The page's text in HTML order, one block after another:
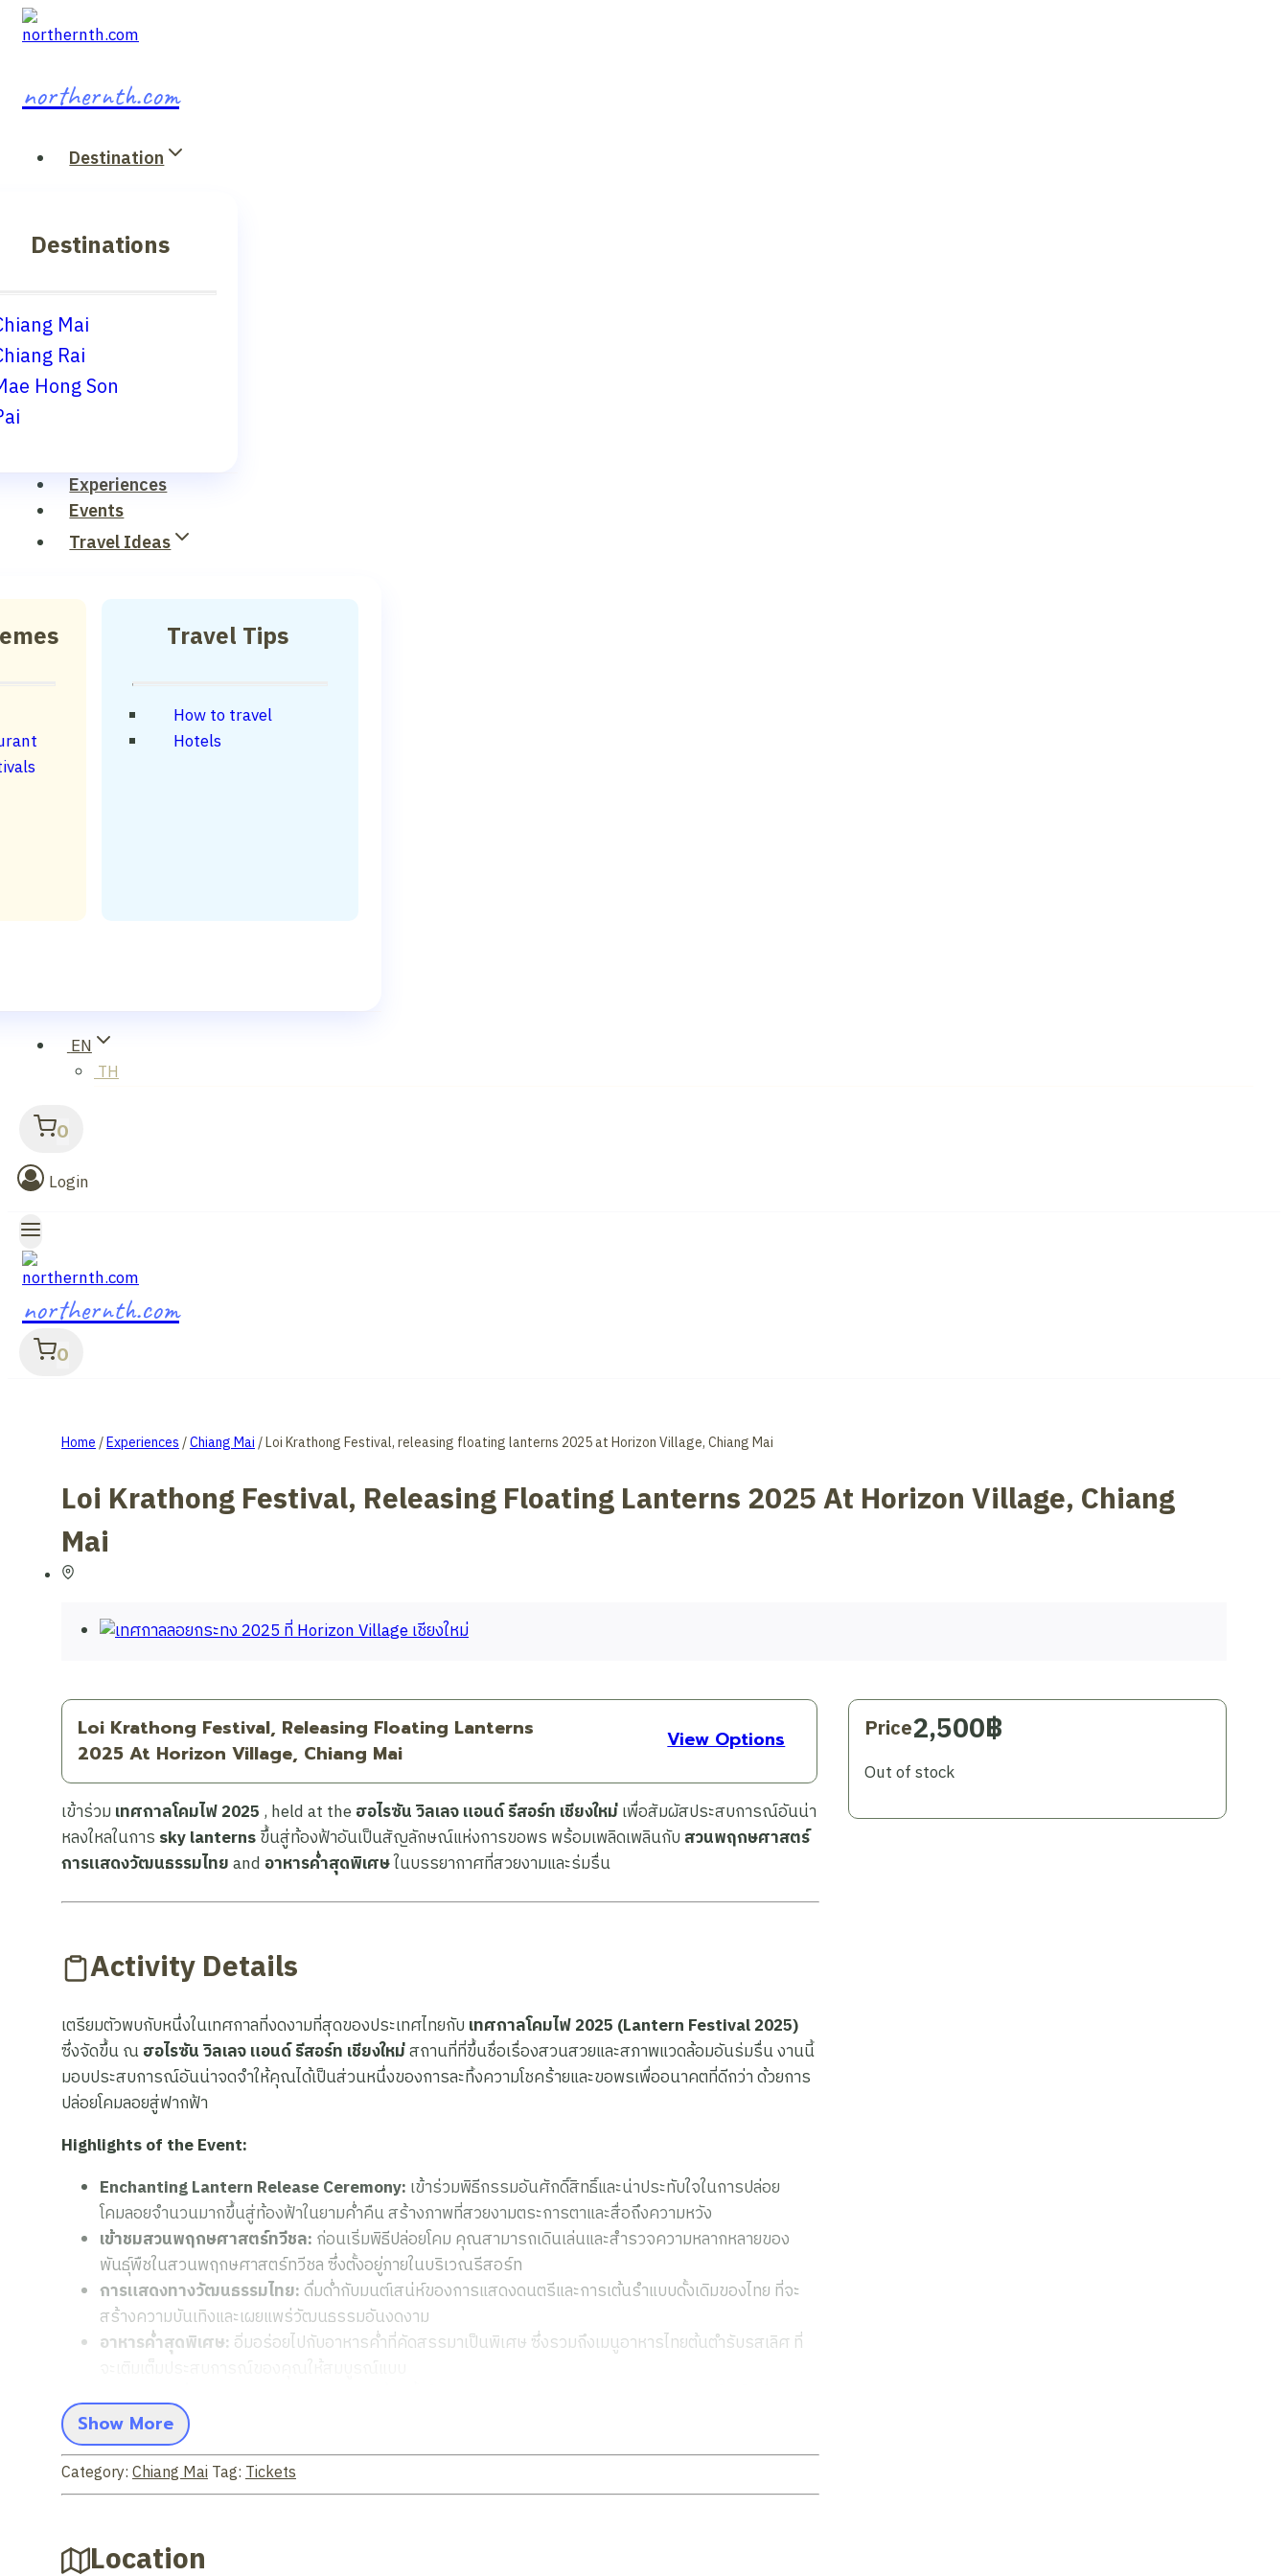
Skip
northernth.com
Destination
Destinations
Mai
Rai
Hong Son
Experiences
Events
Travel Ideas
Travel Tips
How to travel
Hotels
EN
TH
0
Login
northernth.com
0
Home/Experiences/Chiang Mai/Loi Krathong Festival, releasing floating lanterns 2025 at Horizon Village, Chiang Mai
Loi Krathong Festival, Releasing Floating Lanterns 2025 At Horizon Village, Chiang
Mai
Loi Krathong Festival, Releasing Floating Lanterns
2025 At Horizon Village, Chiang Mai
View Options
เข้าร่วม เทศกาลโคมไฟ 2025 , held at theฮอไรซัน วิลเลจ แอนด์ รีสอร์ท เชียงใหม่เพื่อสัมผัสประสบการณ์อันน่า
หลงใหลในการ sky lanternsขึ้นสู่ท้องฟ้าอันเป็นสัญลักษณ์แห่งการขอพร พร้อมเพลิดเพลินกับ สวนพฤกษศาสตร์
การแสดงวัฒนธรรมไทยand อาหารค่ำสุดพิเศษในบรรยากาศที่สวยงามและร่มรื่น
Activity Details
เตรียมตัวพบกับหนึ่งในเทศกาลที่งดงามที่สุดของประเทศไทยกับ เทศกาลโคมไฟ 2025 (Lantern Festival 2025)
ซึ่งจัดขึ้น ณฮอไรซัน วิลเลจ แอนด์ รีสอร์ท เชียงใหม่สถานที่ที่ขึ้นชื่อเรื่องสวนสวยและสภาพแวดล้อมอันร่มรื่น งานนี้
มอบประสบการณ์อันน่าจดจำให้คุณได้เป็นส่วนหนึ่งของการละทิ้งความโชคร้ายและขอพรเพื่ออนาคตที่ดีกว่า ด้วยการ
ปล่อยโคมลอยสู่ฟากฟ้า
Highlights of the Event:
Enchanting Lantern Release Ceremony: เข้าร่วมพิธีกรรมอันศักดิ์สิทธิ์และน่าประทับใจในการปล่อย
โคมลอยจำนวนมากขึ้นสู่ท้องฟ้าในยามค่ำคืน สร้างภาพที่สวยงามตระการตาและสื่อถึงความหวัง
เข้าชมสวนพฤกษศาสตร์ทวีชล: ก่อนเริ่มพิธีปล่อยโคม คุณสามารถเดินเล่นและสำรวจความหลากหลายของ
พันธุ์พืชในสวนพฤกษศาสตร์ทวีชล ซึ่งตั้งอยู่ภายในบริเวณรีสอร์ท
การแสดงทางวัฒนธรรมไทย: ดื่มด่ำกับมนต์เสน่ห์ของการแสดงดนตรีและการเต้นรำแบบดั้งเดิมของไทย ที่จะ
สร้างความบันเทิงและเผยแพร่วัฒนธรรมอันงดงาม
อาหารค่ำสุดพิเศษ: อิ่มอร่อยไปกับอาหารค่ำที่คัดสรรมาเป็นพิเศษ ซึ่งรวมถึงเมนูอาหารไทยต้นตำรับรสเลิศ ที่
ความงดงามทางธรรมชาติ ทำให้เป็นค่ำคืนที่น่าจดจำ
Important Information:
แพ็กเกจที่มี:ปัจจุบันมีแพ็กเกจ “บัตรเข้าร่วมงานลอยกระทง 2568” ให้จอง (ไม่รวมบริการรถรับส่ง)
Show More
Category:Chiang MaiTag:Tickets
Location
Price2,500฿
Out of stock